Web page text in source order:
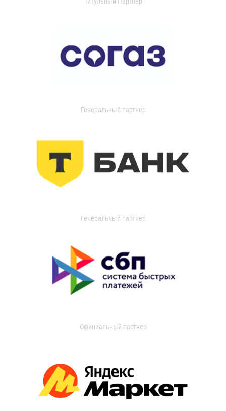
Генеральный партнер
Генеральный партнер
Официальный партнер